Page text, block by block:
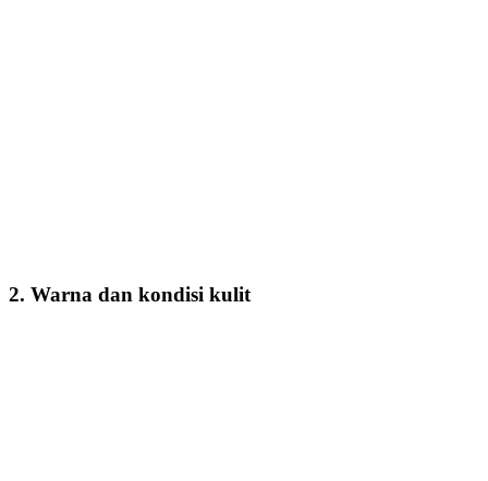
2. Warna dan kondisi kulit